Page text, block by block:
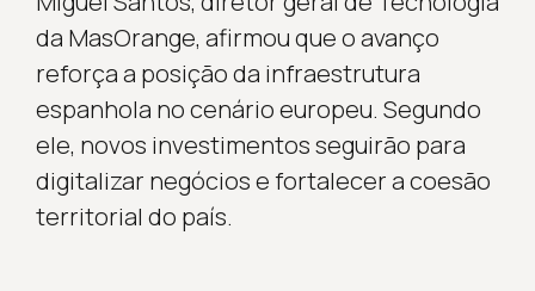
da MasOrange, afirmou que o avanço
reforça a posição da infraestrutura
espanhola no cenário europeu. Segundo
ele, novos investimentos seguirão para
digitalizar negócios e fortalecer a coesão
territorial do país.